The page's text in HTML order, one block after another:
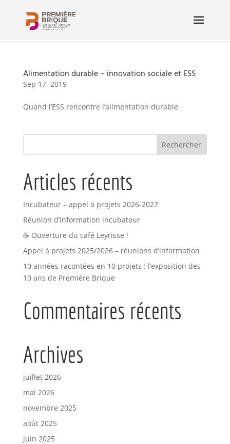
Alimentation durable – innovation sociale et ESS
Sep 17, 2019
Quand l’ESS rencontre l’alimentation durable
Articles récents
Incubateur – appel à projets 2026-2027
Réunion d’information incubateur
☕ Ouverture du café Leyrisse !
Appel à projets 2025/2026 – réunions d’information
10 années racontées en 10 projets : l’exposition des
10 ans de Première Brique
Commentaires récents
Archives
juillet 2026
mai 2026
novembre 2025
août 2025
juin 2025